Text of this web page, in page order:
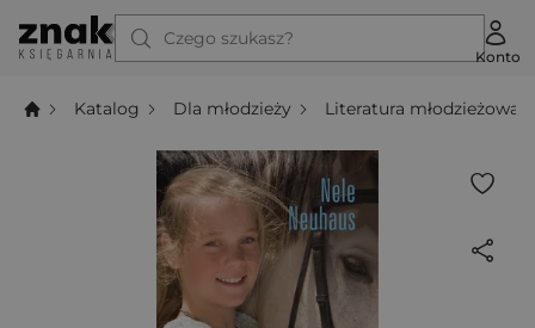
Czego szukasz?
Konto
Katalog Dla młodzieży Literatura młodzieżowa